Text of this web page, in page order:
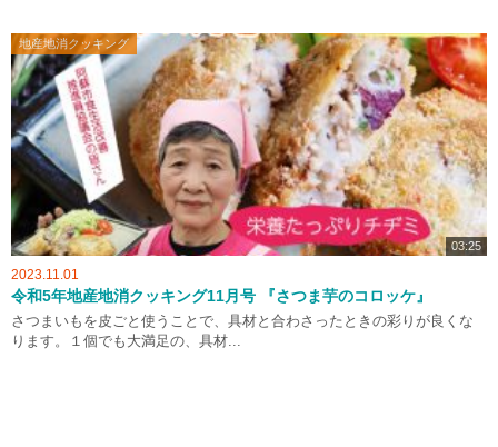
地産地消クッキング
03:25
2023.11.01
令和5年地産地消クッキング11月号 『さつま芋のコロッケ』
さつまいもを皮ごと使うことで、具材と合わさったときの彩りが良くな
ります。１個でも大満足の、具材...